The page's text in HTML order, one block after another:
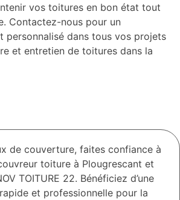
vos toitures en bon état tout
Contactez-nous pour un
personnalisé dans tous vos projets
et entretien de toitures dans la
de couverture, faites confiance à
toiture à Plougrescant et
TOITURE 22. Bénéficiez d’une
et professionnelle pour la